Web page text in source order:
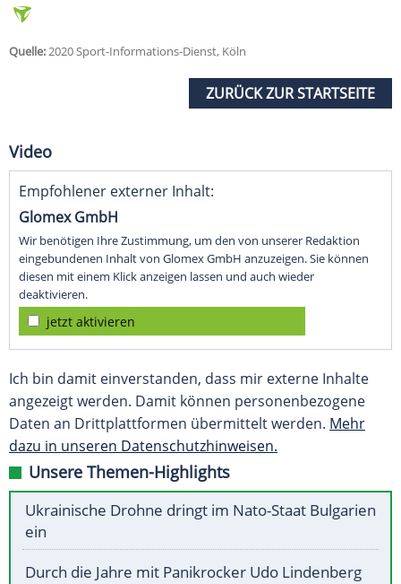
Quelle:2020 Sport-Informations-Dienst, Köln
ZURÜCK ZUR STARTSEITE
Video
Empfohlener externer Inhalt:
Glomex GmbH
Wir benötigen Ihre Zustimmung, um den von unserer Redaktion
eingebundenen Inhalt von Glomex GmbH anzuzeigen. Sie können
diesen mit einem Klick anzeigen lassen und auch wieder
deaktivieren.
jetzt aktivieren
Ich bin damit einverstanden, dass mir externe Inhalte
angezeigt werden. Damit können personenbezogene
Daten an Drittplattformen übermittelt werden. Mehr
dazu in unseren Datenschutzhinweisen.
Unsere Themen-Highlights
Ukrainische Drohne dringt im Nato-Staat Bulgarien
ein
Durch die Jahre mit Panikrocker Udo Lindenberg